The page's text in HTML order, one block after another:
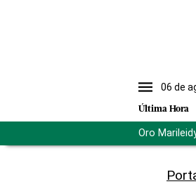
06 de
Última Hora
Oro